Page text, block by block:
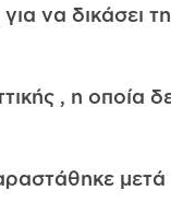
να δικάσει
, η οποία
μετά